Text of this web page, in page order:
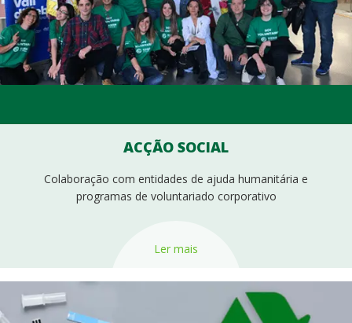
ACÇÃO SOCIAL
Colaboração com entidades de ajuda humanitária e
programas de voluntariado corporativo
Ler mais